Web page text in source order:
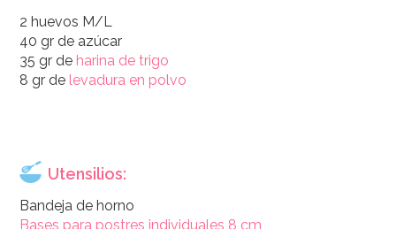
2 huevos M/L
40 gr de azúcar
35 gr de harina de trigo
8 gr de levadura en polvo
Utensilios:
Bandeja de horno
Bases para postres individuales 8 cm